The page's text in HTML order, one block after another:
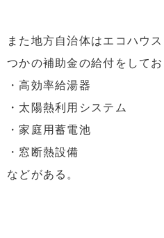
また地方自治体はエコハウ
つかの補助金の給付をして
・高効率給湯器
・太陽熱利用システム
・家庭用蓄電池
・窓断熱設備
などがある。